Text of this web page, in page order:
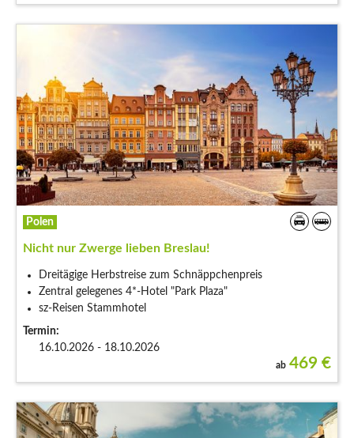
Polen
Nicht nur Zwerge lieben Breslau!
Dreitägige Herbstreise zum Schnäppchenpreis
Zentral gelegenes 4*-Hotel "Park Plaza"
sz-Reisen Stammhotel
Termin:
16.10.2026 - 18.10.2026
ab 469 €